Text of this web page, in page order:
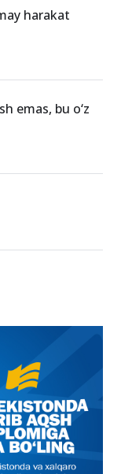
harakat
emas, bu o‘z